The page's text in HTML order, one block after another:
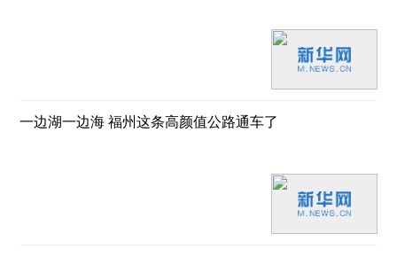
一边湖一边海 福州这条高颜值公路通车了